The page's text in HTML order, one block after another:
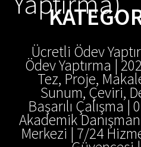
Ücretli Ödev
Ödev Yaptırma |
Tez, Proje,
Sunum, Çeviri,
Başarılı Çalışma |
Akademik
Merkezi | 7/24